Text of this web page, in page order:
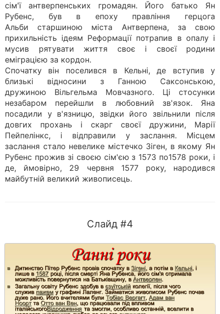
сім'ї антверпенських громадян. Його батько Ян
Рубенс, був в епоху правління герцога
Альби старшиною міста Антверпена, за свою
прихильність ідеям Реформації потрапив в опалу і
мусив рятувати життя своє і своєї родини
еміграцією за кордон.
Спочатку він поселився в Кельні, де вступив у
близькі відносини з Ганною Саксонською,
дружиною Вільгельма Мовчазного. Ці стосунки
незабаром перейшли в любовний зв'язок. Яна
посадили у в'язницю, звідки його звільнили після
довгих прохань і скарг своєї дружини, Марії
Пейпелінкс, і відправили у заслання. Місцем
заслання стало невелике містечко Зіген, в якому Ян
Рубенс прожив зі своєю сім'єю з 1573 по1578 роки, і
де, ймовірно, 29 червня 1577 року, народився
майбутній великий живописець.
Слайд #4